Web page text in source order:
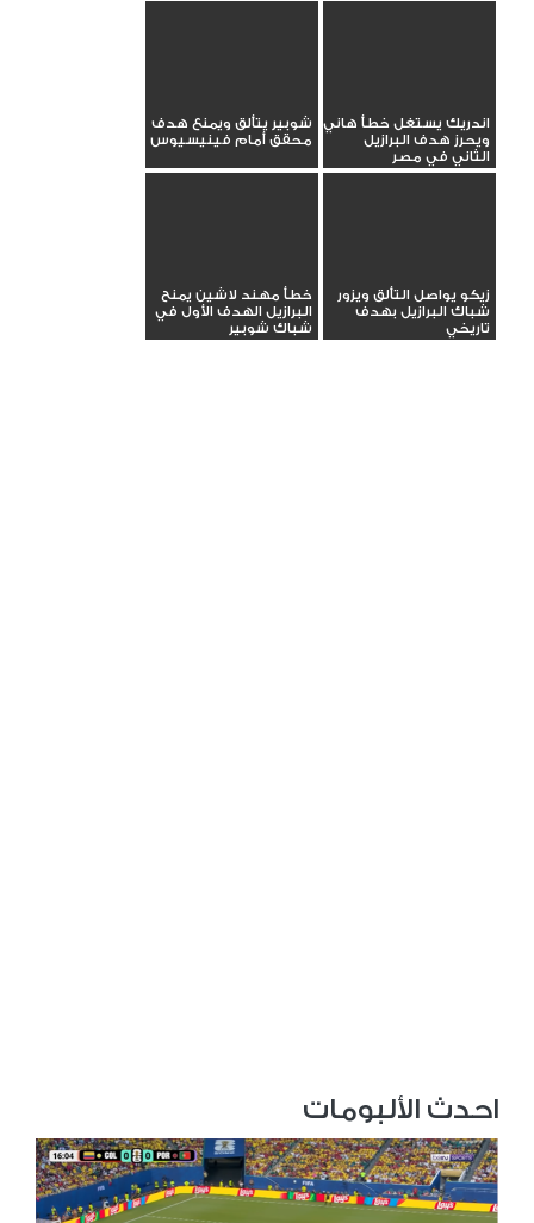
اندريك يستغل خطأ هاني
ويحرز هدف البرازيل
الثاني في مصر
شوبير يتألق ويمنع هدف
محقق أمام فينيسيوس
زيكو يواصل التألق ويزور
شباك البرازيل بهدف
تاريخي
خطأ مهند لاشين يمنح
البرازيل الهدف الأول في
شباك شوبير
احدث الألبومات